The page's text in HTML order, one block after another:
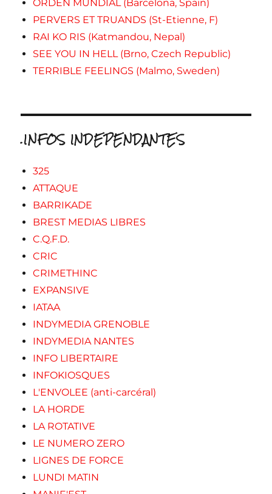
ORDEN MUNDIAL (Barcelona, Spain)
PERVERS ET TRUANDS (St-Etienne, F)
RAI KO RIS (Katmandou, Nepal)
SEE YOU IN HELL (Brno, Czech Republic)
TERRIBLE FEELINGS (Malmo, Sweden)
.INFOS INDEPENDANTES
325
ATTAQUE
BARRIKADE
BREST MEDIAS LIBRES
C.Q.F.D.
CRIC
CRIMETHINC
EXPANSIVE
IATAA
INDYMEDIA GRENOBLE
INDYMEDIA NANTES
INFO LIBERTAIRE
INFOKIOSQUES
L'ENVOLEE (anti-carcéral)
LA HORDE
LA ROTATIVE
LE NUMERO ZERO
LIGNES DE FORCE
LUNDI MATIN